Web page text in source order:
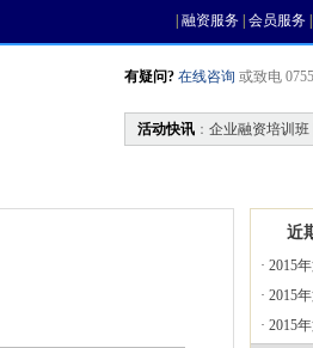
融资服务 会员服务
有疑问? 在线咨询 或致电
活动快讯 ： 企业融资培训
近
· 2015
· 2015
· 2015